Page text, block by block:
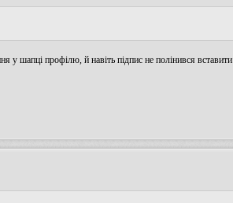
шапці профілю, й навіть підпис не полінився вставити